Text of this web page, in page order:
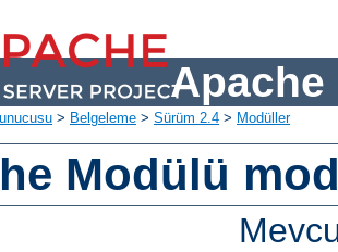
Apache
> Belgeleme > Sürüm 2.4 > Modüller
Modülü